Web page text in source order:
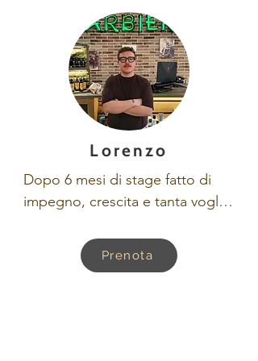
Lorenzo
Dopo 6 mesi di stage fatto di
impegno, crescita e tanta voglia
ufficialmente a far parte del team
Prenota